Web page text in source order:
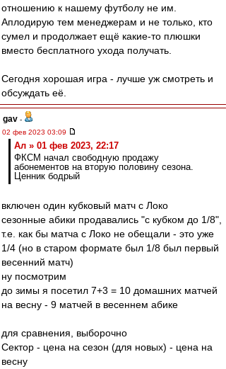
отношению к нашему футболу не им.
Аплодирую тем менеджерам и не только, кто
сумел и продолжает ещё какие-то плюшки
вместо бесплатного ухода получать.
Сегодня хорошая игра - лучше уж смотреть и
обсуждать её.
gav -
02 фев 2023 03:09
Ал » 01 фев 2023, 22:17
ФКСМ начал свободную продажу
абонементов на вторую половину сезона.
Ценник бодрый
включен один кубковый матч с Локо
сезонные абики продавались "с кубком до 1/8",
т.е. как бы матча с Локо не обещали - это уже
1/4 (но в старом формате был 1/8 был первый
весенний матч)
ну посмотрим
до зимы я посетил 7+3 = 10 домашних матчей
на весну - 9 матчей в весеннем абике
для сравнения, выборочно
Сектор - цена на сезон (для новых) - цена на
весну